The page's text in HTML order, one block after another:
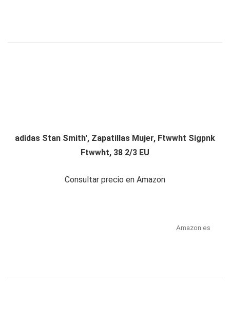
adidas Stan Smith', Zapatillas Mujer, Ftwwht Sigpnk
Ftwwht, 38 2/3 EU
Consultar precio en Amazon
Amazon.es